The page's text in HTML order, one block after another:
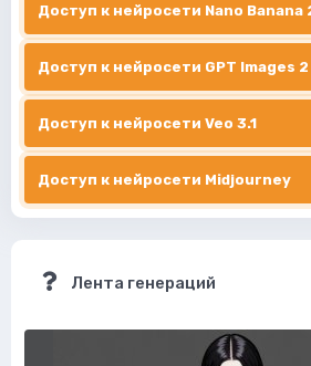
Доступ к нейросети Nano Banana
Доступ к нейросети GPT Images 2
Доступ к нейросети Veo 3.1
Доступ к нейросети Midjourney
Лента генераций